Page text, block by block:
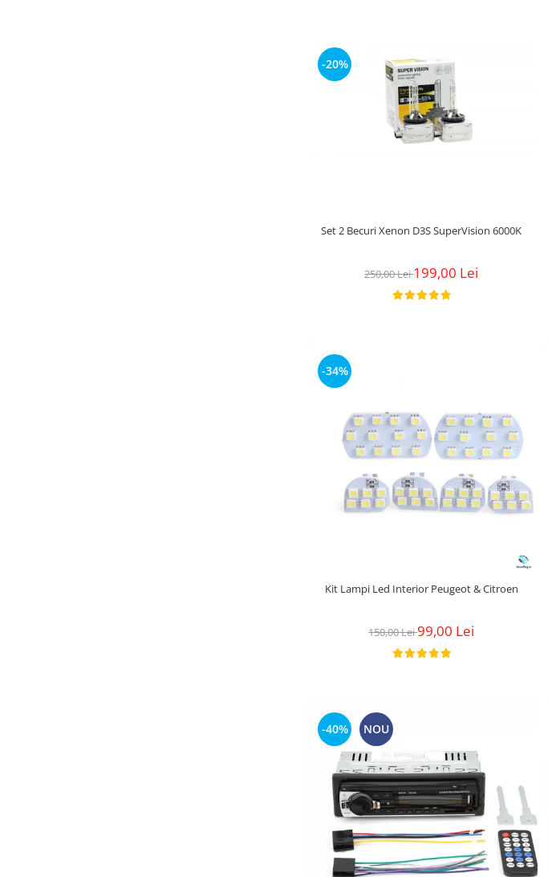
-20%
Set 2 Becuri Xenon D3S SuperVision 6000K
250,00 Lei199,00 Lei
-34%
Kit Lampi Led Interior Peugeot & Citroen
150,00 Lei99,00 Lei
-40% NOU